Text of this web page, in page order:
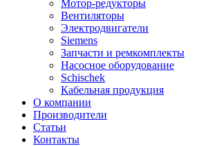
Мотор-редукторы
Вентиляторы
Электродвигатели
Siemens
Запчасти и ремкомплекты
Насосное оборудование
Schischek
Кабельная продукция
О компании
Производители
Статьи
Контакты